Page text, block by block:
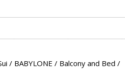
/ BABYLONE / Balcony and Bed /